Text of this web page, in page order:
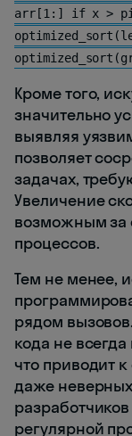
arr[1:] if x >
Кроме того,
значительно
выявляя
позволяет
задачах,
Увеличение
возможным за
процессов.
Тем не менее,
рядом
кода не всегда
что приводит
даже
регулярной